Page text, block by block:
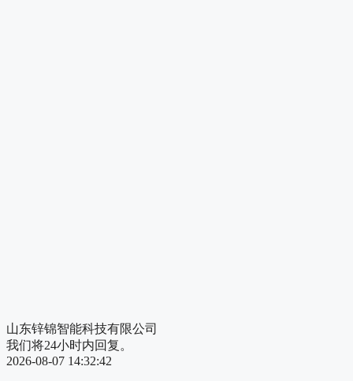
山东锌锦智能科技有限公司
我们将24小时内回复。
2026-08-07 14:32:42